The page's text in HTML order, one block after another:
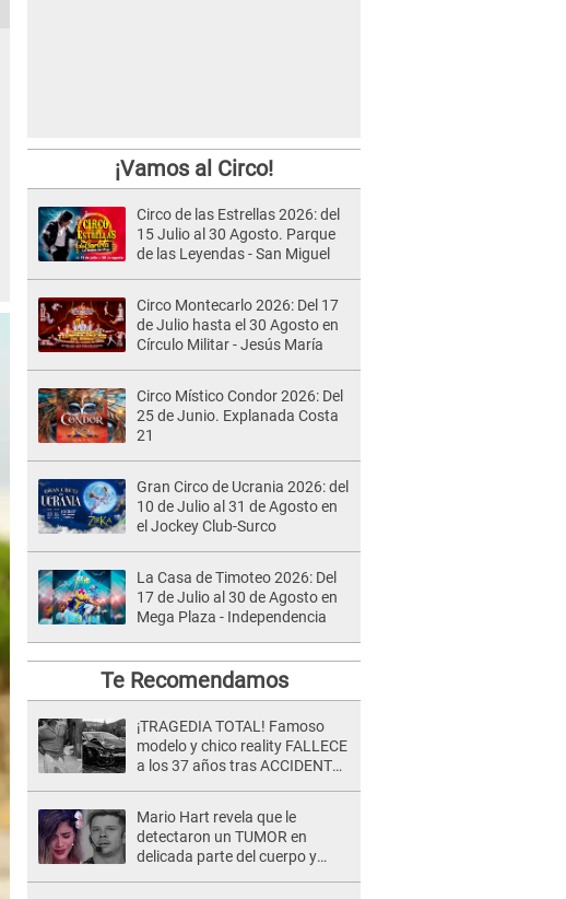
¡Vamos al Circo!
Circo de las Estrellas 2026: del
15 Julio al 30 Agosto. Parque
de las Leyendas - San Miguel
Circo Montecarlo 2026: Del 17
de Julio hasta el 30 Agosto en
Círculo Militar - Jesús María
Circo Místico Condor 2026: Del
25 de Junio. Explanada Costa
21
Gran Circo de Ucrania 2026: del
10 de Julio al 31 de Agosto en
el Jockey Club-Surco
La Casa de Timoteo 2026: Del
17 de Julio al 30 de Agosto en
Mega Plaza - Independencia
Te Recomendamos
¡TRAGEDIA TOTAL! Famoso
modelo y chico reality FALLECE
a los 37 años tras ACCIDENTE
Mario Hart revela que le
detectaron un TUMOR en
delicada parte del cuerpo y